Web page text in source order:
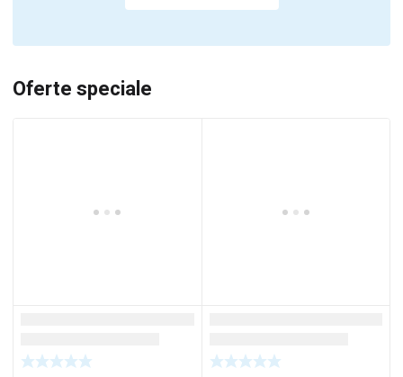
Oferte speciale